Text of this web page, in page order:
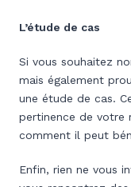
L’étude de cas
Si vous souhaitez
mais également
une étude de cas.
pertinence de votre
comment il peut
Enfin, rien ne vous